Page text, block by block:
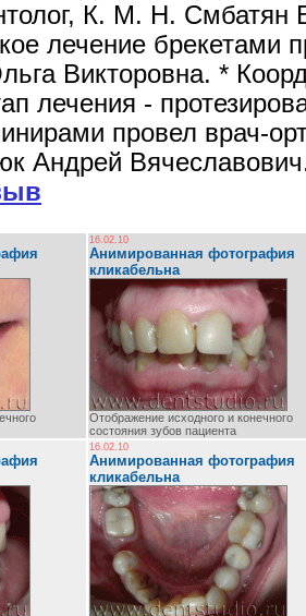
К. М. Н. Смбатян
лечение брекетами
Викторовна. *
лечения -
провел врач-
Андрей
16.02.10
Анимированная фотография
кликабельна
Отображение исходного и конечного
состояния зубов пациента
16.02.10
Анимированная фотография
кликабельна